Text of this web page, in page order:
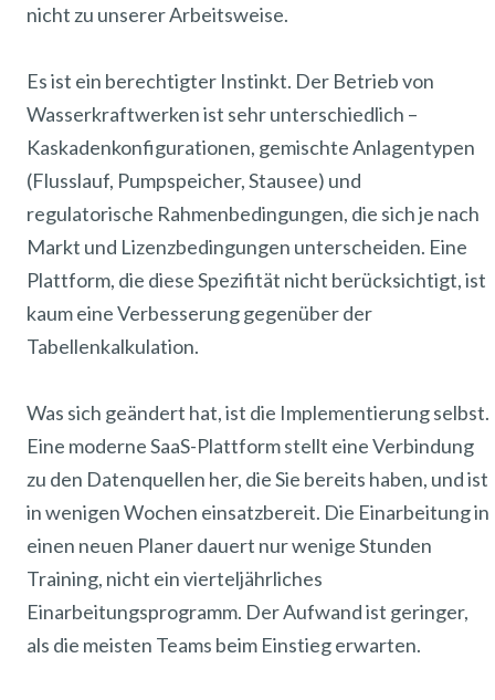
nicht zu unserer Arbeitsweise.
Es ist ein berechtigter Instinkt. Der Betrieb von
Wasserkraftwerken ist sehr unterschiedlich –
Kaskadenkonfigurationen, gemischte Anlagentypen
(Flusslauf, Pumpspeicher, Stausee) und
regulatorische Rahmenbedingungen, die sich je nach
Markt und Lizenzbedingungen unterscheiden. Eine
Plattform, die diese Spezifität nicht berücksichtigt, ist
kaum eine Verbesserung gegenüber der
Tabellenkalkulation.
Was sich geändert hat, ist die Implementierung selbst.
Eine moderne SaaS-Plattform stellt eine Verbindung
zu den Datenquellen her, die Sie bereits haben, und ist
in wenigen Wochen einsatzbereit. Die Einarbeitung in
einen neuen Planer dauert nur wenige Stunden
Training, nicht ein vierteljährliches
Einarbeitungsprogramm. Der Aufwand ist geringer,
als die meisten Teams beim Einstieg erwarten.